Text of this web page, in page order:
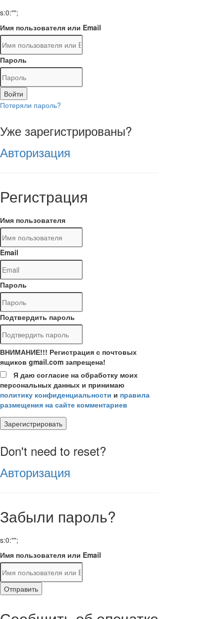
s:0:"";
Имя пользователя или Email
Пароль
Войти
Потеряли пароль?
Уже зарегистрированы?
Авторизация
Регистрация
Имя пользователя
Email
Пароль
Подтвердить пароль
ВНИМАНИЕ!!! Регистрация с почтовых
ящиков gmail.com запрещена!
Я даю согласие на обработку моих
персональных данных и принимаю
политику конфиденциальности и правила
размещения на сайте комментариев
Зарегистрировать
Don't need to reset?
Авторизация
Забыли пароль?
s:0:"";
Имя пользователя или Email
Отправить